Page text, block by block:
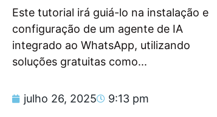
Este tutorial irá guiá-lo na instalação e
configuração de um agente de IA
integrado ao WhatsApp, utilizando
soluções gratuitas como...
julho 26, 2025 9:13 pm